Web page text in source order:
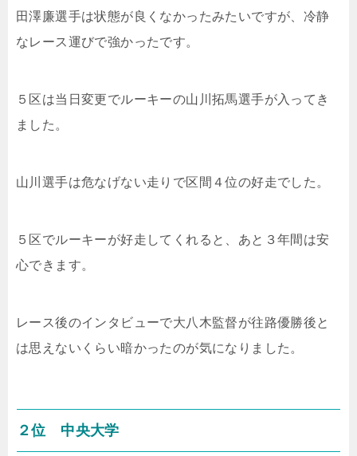
田澤廉選手は状態が良くなかったみたいですが、冷静
なレース運びで強かったです。
５区は当日変更でルーキーの山川拓馬選手が入ってき
ました。
山川選手は危なげない走りで区間４位の好走でした。
５区でルーキーが好走してくれると、あと３年間は安
心できます。
レース後のインタビューで大八木監督が往路優勝後と
は思えないくらい暗かったのが気になりました。
２位 中央大学